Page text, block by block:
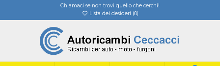
Chiamaci se non trovi quello che cerchi!
Lista dei desideri (0)